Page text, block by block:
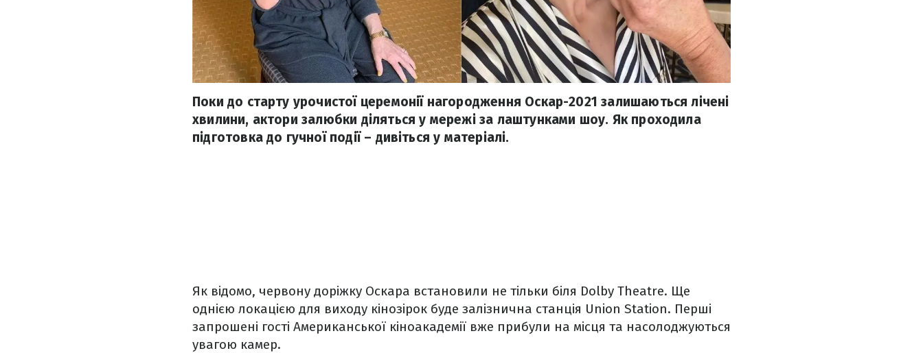
Поки до старту урочистої церемонії нагородження Оскар-2021 залишаються лічені
хвилини, актори залюбки діляться у мережі за лаштунками шоу. Як проходила
підготовка до гучної події – дивіться у матеріалі.
Як відомо, червону доріжку Оскара встановили не тільки біля Dolby Theatre. Ще
однією локацією для виходу кінозірок буде залізнична станція Union Station. Перші
запрошені гості Американської кіноакадемії вже прибули на місця та насолоджуються
увагою камер.